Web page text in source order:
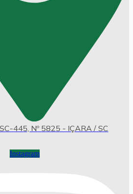
445, Nº 5825 - IÇARA / SC
Instagram